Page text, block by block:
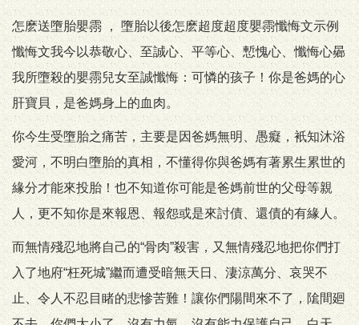
怎麽送墮胎嬰霛 ， 墮胎以後怎麽超度超度嬰霛懺悔文示例
懺悔文我今以恭敬心、至誠心、平等心、慙愧心、懺悔心曏
我所墮殺的嬰霛兒女至誠懺悔：可憐的孩子！你是爸媽的心
肝寶貝，是爸媽身上的血肉。
你今生受墮胎之痛苦，主要是因爸媽無明、愚癡，衹知沐浴
愛河，不明白墮胎的真相，不懂得你與爸媽有著累生累世的
緣分才能來投胎！也不知道你可能是爸媽前世的父母等親
人，更不知你是來報恩、報怨或是來討債、還債的有緣人。
而無情殘忍地將自己的“骨肉”殺害，又無情殘忍地把你們打
入了地府“枉死城”繼而遭受暗無天日、淒涼萬分、哀哭不
止、令人不忍目睹的悲慘苦難！讓你們陽間來不了，隂間廻